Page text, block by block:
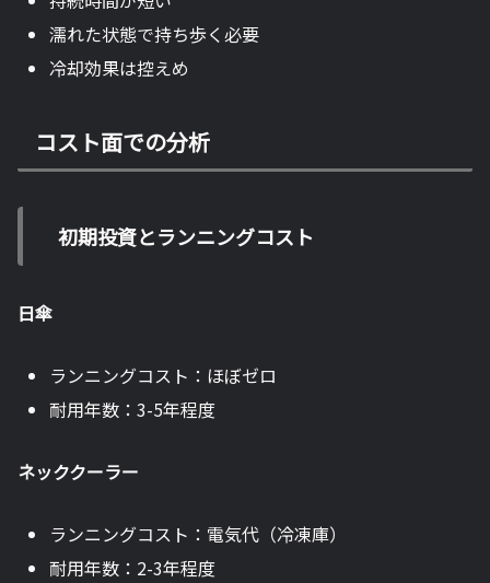
濡れた状態で持ち歩く必要
冷却効果は控えめ
コスト面での分析
初期投資とランニングコスト
日傘
ランニングコスト：ほぼゼロ
耐用年数：3-5年程度
ネッククーラー
ランニングコスト：電気代（冷凍庫）
耐用年数：2-3年程度